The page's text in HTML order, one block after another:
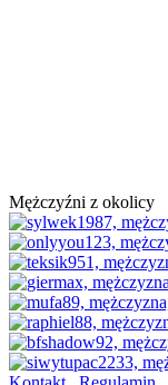
Mężczyźni z okolicy